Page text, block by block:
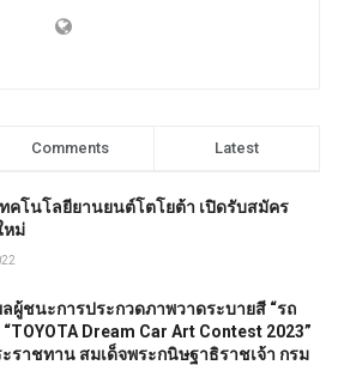
Comments Latest
คโนโลยียานยนต์โตโยต้า เปิดรับสมัคร
หม่
ผู้ชนะการประกวดภาพวาดระบายสี “รถ
Dream Car Art Contest 2023”
ราชทาน สมเด็จพระกนิษฐาธิราชเจ้า กรม